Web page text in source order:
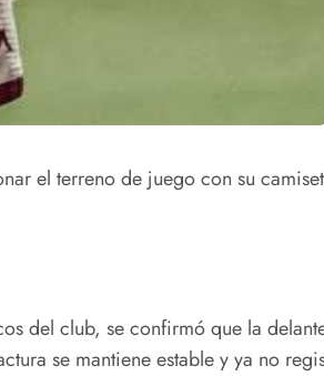
el terreno de juego con su
del club, se confirmó que la
se mantiene estable y ya no